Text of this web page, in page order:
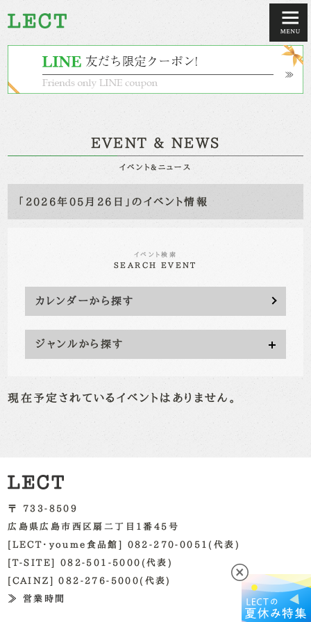
EVENT & NEWS
イベント&ニュース
「2026年05月26日」のイベント情報
イベント検索
SEARCH EVENT
カレンダーから探す
ジャンルから探す
現在予定されているイベントはありません。
〒 733-8509
広島県広島市西区扇二丁目1番45号
[LECT・youme食品館] 082-270-0051(代表)
[T-SITE] 082-501-5000(代表)
[CAINZ] 082-276-5000(代表)
≫ 営業時間